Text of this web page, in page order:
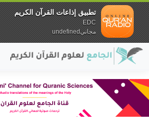
تطبيق إذاعات القرآن الكريم
EDC
مجانيundefined